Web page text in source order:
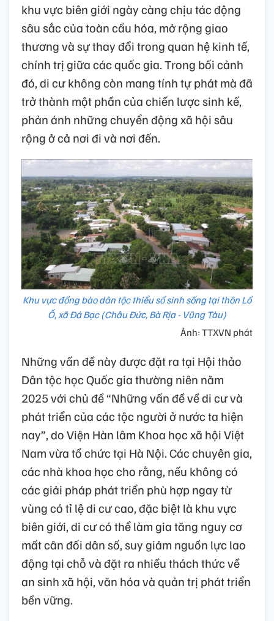
khu vực biên giới ngày càng chịu tác động
sâu sắc của toàn cầu hóa, mở rộng giao
thương và sự thay đổi trong quan hệ kinh tế,
chính trị giữa các quốc gia. Trong bối cảnh
đó, di cư không còn mang tính tự phát mà đã
trở thành một phần của chiến lược sinh kế,
phản ánh những chuyển động xã hội sâu
rộng ở cả nơi đi và nơi đến.
Khu vực đồng bào dân tộc thiểu số sinh sống tại thôn Lồ
Ồ, xã Đá Bạc (Châu Đức, Bà Rịa - Vũng Tàu)
Ảnh: TTXVN phát
Những vấn đề này được đặt ra tại Hội thảo
Dân tộc học Quốc gia thường niên năm
2025 với chủ đề “Những vấn đề về di cư và
phát triển của các tộc người ở nước ta hiện
nay”, do Viện Hàn lâm Khoa học xã hội Việt
Nam vừa tổ chức tại Hà Nội. Các chuyên gia,
các nhà khoa học cho rằng, nếu không có
các giải pháp phát triển phù hợp ngay từ
vùng có tỉ lệ di cư cao, đặc biệt là khu vực
biên giới, di cư có thể làm gia tăng nguy cơ
mất cân đối dân số, suy giảm nguồn lực lao
động tại chỗ và đặt ra nhiều thách thức về
an sinh xã hội, văn hóa và quản trị phát triển
bền vững.